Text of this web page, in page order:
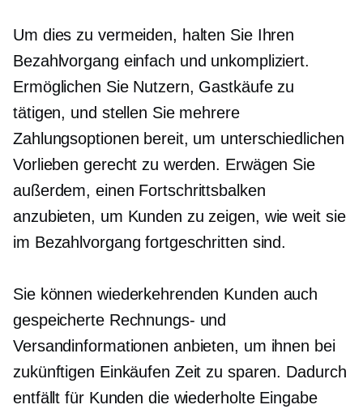
Um dies zu vermeiden, halten Sie Ihren
Bezahlvorgang einfach und unkompliziert.
Ermöglichen Sie Nutzern, Gastkäufe zu
tätigen, und stellen Sie mehrere
Zahlungsoptionen bereit, um unterschiedlichen
Vorlieben gerecht zu werden. Erwägen Sie
außerdem, einen Fortschrittsbalken
anzubieten, um Kunden zu zeigen, wie weit sie
im Bezahlvorgang fortgeschritten sind.
Sie können wiederkehrenden Kunden auch
gespeicherte Rechnungs- und
Versandinformationen anbieten, um ihnen bei
zukünftigen Einkäufen Zeit zu sparen. Dadurch
entfällt für Kunden die wiederholte Eingabe